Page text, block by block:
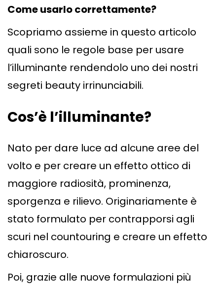
Come usarlo correttamente?
Scopriamo assieme in questo articolo
quali sono le regole base per usare
l’illuminante rendendolo uno dei nostri
segreti beauty irrinunciabili.
Cos’è l’illuminante?
Nato per dare luce ad alcune aree del
volto e per creare un effetto ottico di
maggiore radiosità, prominenza,
sporgenza e rilievo. Originariamente è
stato formulato per contrapporsi agli
scuri nel countouring e creare un effetto
chiaroscuro.
Poi, grazie alle nuove formulazioni più